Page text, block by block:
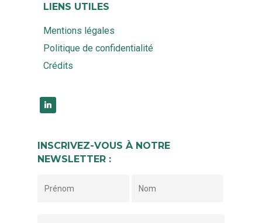
LIENS UTILES
Mentions légales
Politique de confidentialité
Crédits
linkedin
INSCRIVEZ-VOUS À NOTRE
NEWSLETTER :